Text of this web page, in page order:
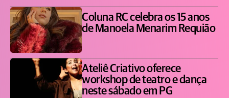
Coluna RC celebra os 15 anos
de Manoela Menarim Requião
Ateliê Criativo oferece
workshop de teatro e dança
neste sábado em PG